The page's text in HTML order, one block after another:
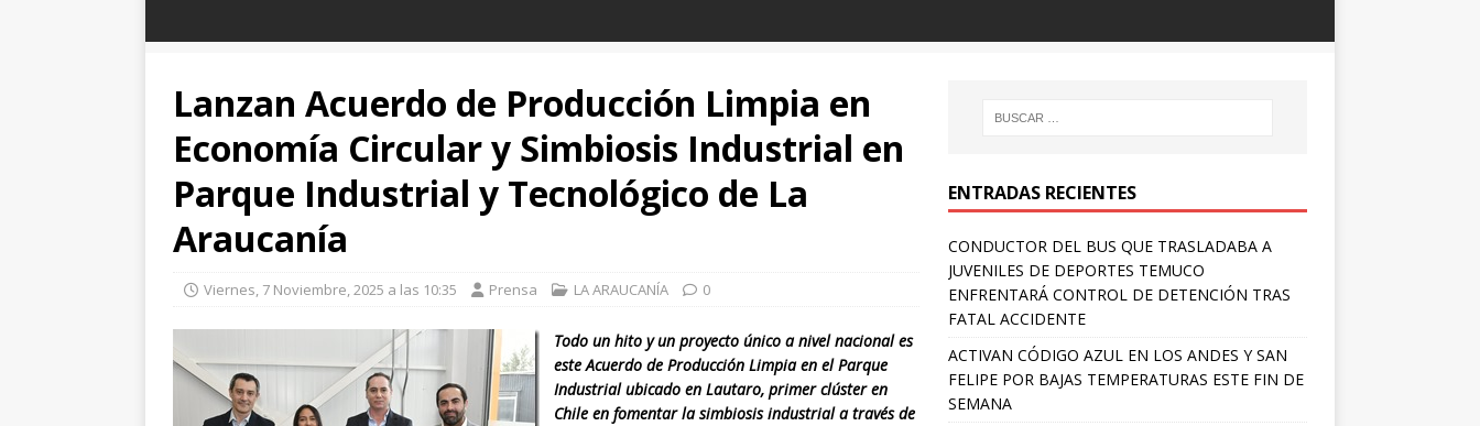
Lanzan Acuerdo de Producción Limpia en
Economía Circular y Simbiosis Industrial en
Parque Industrial y Tecnológico de La
Araucanía
Viernes, 7 Noviembre, 2025 a las 10:35 Prensa LA ARAUCANÍA 0
Todo un hito y un proyecto único a nivel nacional es
este Acuerdo de Producción Limpia en el Parque
Industrial ubicado en Lautaro, primer clúster en
Chile en fomentar la simbiosis industrial a través de
ENTRADAS RECIENTES
CONDUCTOR DEL BUS QUE TRASLADABA A
JUVENILES DE DEPORTES TEMUCO
ENFRENTARÁ CONTROL DE DETENCIÓN TRAS
FATAL ACCIDENTE
ACTIVAN CÓDIGO AZUL EN LOS ANDES Y SAN
FELIPE POR BAJAS TEMPERATURAS ESTE FIN DE
SEMANA